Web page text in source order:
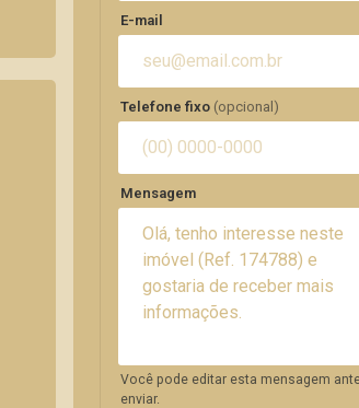
E-mail
Telefone fixo (opcional)
Mensagem
Você pode editar esta mensagem
enviar.